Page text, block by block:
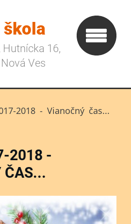
škola
16,
Ves
2018 - Vianočný čas...
2018 -
ČAS...